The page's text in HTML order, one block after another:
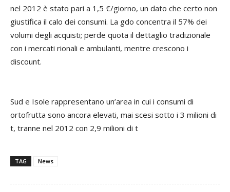
nel 2012 è stato pari a 1,5 €/giorno, un dato che certo non
giustifica il calo dei consumi. La gdo concentra il 57% dei
volumi degli acquisti; perde quota il dettaglio tradizionale
con i mercati rionali e ambulanti, mentre crescono i
discount.
Sud e Isole rappresentano un’area in cui i consumi di
ortofrutta sono ancora elevati, mai scesi sotto i 3 milioni di
t, tranne nel 2012 con 2,9 milioni di t
TAG News